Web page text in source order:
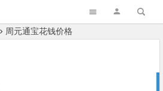
周元通宝花钱价格